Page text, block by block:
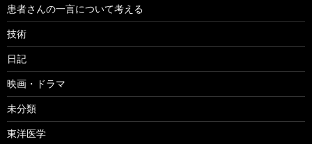
患者さんの一言について考える
技術
日記
映画・ドラマ
未分類
東洋医学